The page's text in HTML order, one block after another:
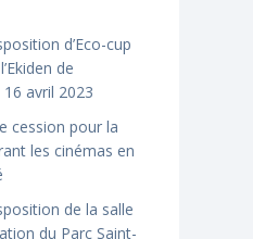
d’Eco-cup
de
avril 2023
cession pour la
les cinémas en
de la salle
du Parc Saint-